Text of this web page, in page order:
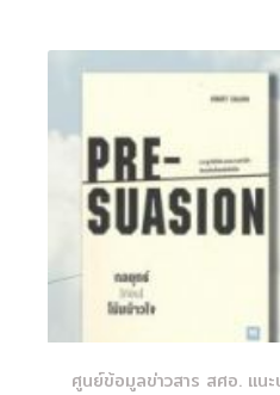
ศูนย์ข้อมูลข่าวสาร สศอ. แน